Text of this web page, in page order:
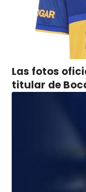
Las fotos
titular de